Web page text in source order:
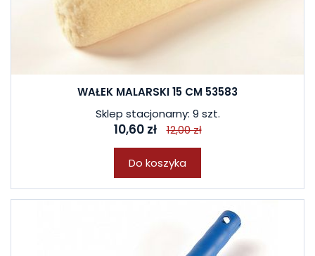
WAŁEK MALARSKI 15 CM 53583
Sklep stacjonarny: 9 szt.
10,60 zł 12,00 zł
Do koszyka